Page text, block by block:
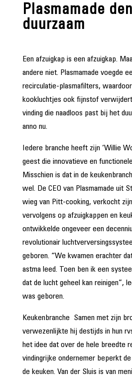
Plasmamade
duurzaam
Een afzuigkap is een afzuigkap.
andere niet. Plasmamade voegde
recirculatie-plasmafilters,
kookluchtjes ook fijnstof
vinding die naadloos past bij het
anno nu.
Iedere branche heeft zijn ‘Willie
geest die innovatieve en
Misschien is dat in de
wel. De CEO van Plasmamade uit
wieg van Pitt-cooking, verkocht
vervolgens op afzuigkappen en
ontwikkelde ongeveer een
revolutionair
geboren. “We kwamen erachter
astma leed. Toen ben ik een
dat de lucht geheel kan reinigen”,
was geboren.
Keukenbranche Samen met zijn
verwezenlijkte hij destijds in hun
het idee dat over de hele breedte
vindingrijke ondernemer beperkt
de keuken. Van der Sluis is van